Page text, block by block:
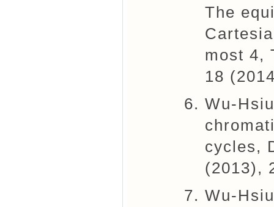
The
most 4,
18
Wu-
cycles,
(2013),
Wu-